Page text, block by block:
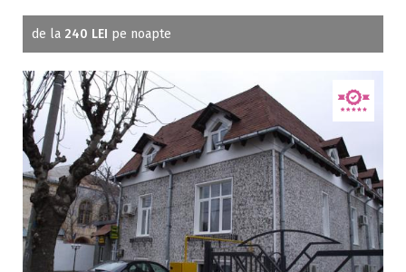
de la 240 LEI pe noapte